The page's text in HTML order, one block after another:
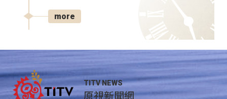
more
TITV NEWS
原視新聞網